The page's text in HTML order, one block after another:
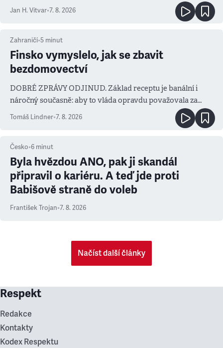
salvy i kritika pokrokářů
Jan H. Vitvar•7. 8. 2026
Zahraničí•5 minut
Finsko vymyslelo, jak se zbavit
bezdomovectví
DOBRÉ ZPRÁVY ODJINUD. Základ receptu je banální i
náročný současně: aby to vláda opravdu považovala za
prioritu
Tomáš Lindner•7. 8. 2026
Česko•6 minut
Byla hvězdou ANO, pak ji skandál
připravil o kariéru. A teď jde proti
Babišově straně do voleb
František Trojan•7. 8. 2026
Načíst další články
Respekt
Redakce
Kontakty
Kodex Respektu